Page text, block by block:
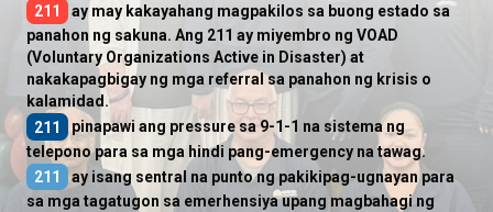
211
ay may kakayahang magpakilos sa buong estado sa
panahon ng sakuna. Ang 211 ay miyembro ng VOAD
(Voluntary Organizations Active in Disaster) at
nakakapagbigay ng mga referral sa panahon ng krisis o
kalamidad.
211
pinapawi ang pressure sa 9-1-1 na sistema ng
telepono para sa mga hindi pang-emergency na tawag.
211
ay isang sentral na punto ng pakikipag-ugnayan para
sa mga tagatugon sa emerhensiya upang magbahagi ng